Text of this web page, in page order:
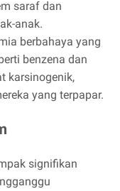
saraf dan
anak.
berbahaya yang
benzena dan
karsinogenik,
yang terpapar.
signifikan